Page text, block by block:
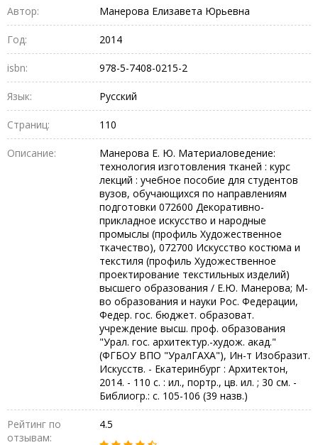
Автор: Манерова Елизавета Юрьевна
Год: 2014
isbn: 978-5-7408-0215-2
Язык: Русский
Страниц: 110
Описание:
Манерова Е. Ю. Материаловедение:
технология изготовления тканей : курс
лекций : учебное пособие для студентов
вузов, обучающихся по направлениям
подготовки 072600 Декоративно-
прикладное искусство и народные
промыслы (профиль Художественное
ткачество), 072700 Искусство костюма и
текстиля (профиль Художественное
проектирование текстильных изделий)
высшего образования / Е.Ю. Манерова; М-
во образования и науки Рос. Федерации,
Федер. гос. бюджет. образоват.
учреждение высш. проф. образования
"Урал. гос. архитектур.-худож. акад."
(ФГБОУ ВПО "УралГАХА"), Ин-т Изобразит.
Искусств. - Екатеринбург : Архитектон,
2014. - 110 с. : ил., портр., цв. ил. ; 30 см. -
Библиогр.: с. 105-106 (39 назв.)
Рейтинг по
отзывам:
4.5